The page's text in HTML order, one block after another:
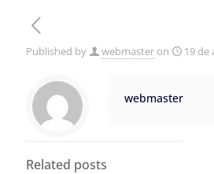
Published by webmaster on 19 de
webmaster
Related posts